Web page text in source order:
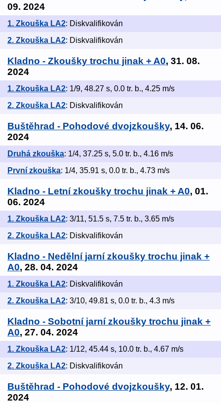
09. 2024
1. Zkouška LA2: Diskvalifikován
2. Zkouška LA2: Diskvalifikován
Kladno - Zkoušky trochu jinak + A0, 31. 08.
2024
1. Zkouška LA2: 1/9, 48.27 s, 0.0 tr. b., 4.25 m/s
2. Zkouška LA2: Diskvalifikován
Buštěhrad - Pohodové dvojzkoušky, 14. 06.
2024
Druhá zkouška: 1/4, 37.25 s, 5.0 tr. b., 4.16 m/s
První zkouška: 1/4, 35.91 s, 0.0 tr. b., 4.73 m/s
Kladno - Letní zkoušky trochu jinak + A0, 01.
06. 2024
1. Zkouška LA2: 3/11, 51.5 s, 7.5 tr. b., 3.65 m/s
2. Zkouška LA2: Diskvalifikován
Kladno - Nedělní jarní zkoušky trochu jinak +
A0, 28. 04. 2024
1. Zkouška LA2: Diskvalifikován
2. Zkouška LA2: 3/10, 49.81 s, 0.0 tr. b., 4.3 m/s
Kladno - Sobotní jarní zkoušky trochu jinak +
A0, 27. 04. 2024
1. Zkouška LA2: 1/12, 45.44 s, 10.0 tr. b., 4.67 m/s
2. Zkouška LA2: Diskvalifikován
Buštěhrad - Pohodové dvojzkoušky, 12. 01.
2024